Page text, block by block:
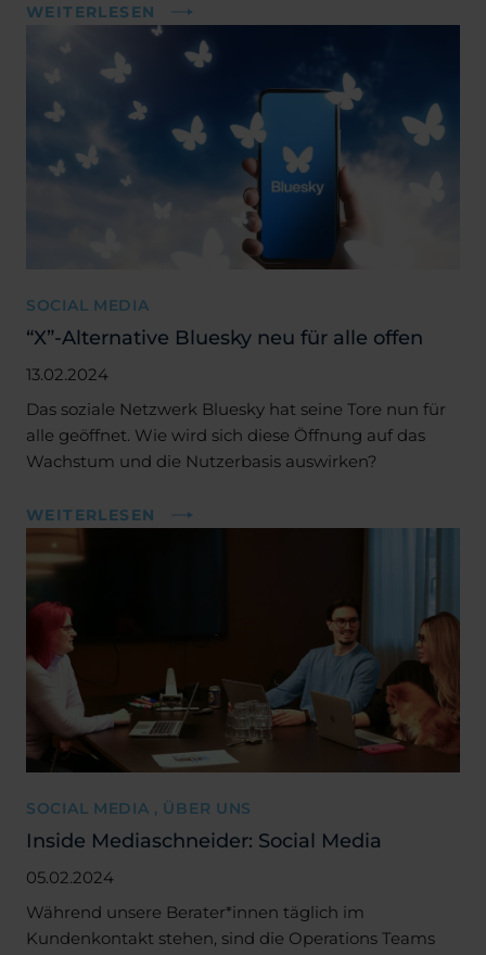
WEITERLESEN
SOCIAL MEDIA
“X”-Alternative Bluesky neu für alle offen
13.02.2024
Das soziale Netzwerk Bluesky hat seine Tore nun für
alle geöffnet. Wie wird sich diese Öffnung auf das
Wachstum und die Nutzerbasis auswirken?
WEITERLESEN
SOCIAL MEDIA , ÜBER UNS
Inside Mediaschneider: Social Media
05.02.2024
Während unsere Berater*innen täglich im
Kundenkontakt stehen, sind die Operations Teams